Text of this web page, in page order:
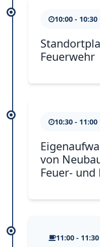
10:00 -
Feuerwehr
10:30 -
von
Feuer-
11:00 -